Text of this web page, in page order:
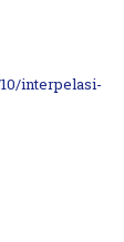
interpelasi-